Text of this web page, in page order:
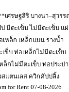
เศรษฐสิริ บางนา–สุวร
มีตะเข็บ ไม่มีตะเข็บ แ
หล็ก เหล็กแบน รางน้ำ
เข็บ ท่อเหล็กไม่มีตะเข็บ
ล็กไม่มีตะเข็บ ท่อประปา
แตนเลส ควิกคัปปลิ้ง
for Rent 07-08-2026